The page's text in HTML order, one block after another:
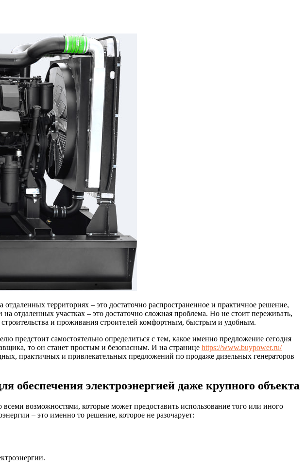
территориях – это достаточно распространенное и практичное решение,
отдаленных участках – это достаточно сложная проблема. Но не стоит переживать,
строительства и проживания строителей комфортным, быстрым и удобным.
предстоит самостоятельно определиться с тем, какое именно предложение сегодня
то он станет простым и безопасным. И на странице https://www.buypower.ru/
практичных и привлекательных предложений по продаже дизельных генераторов
обеспечения электроэнергией даже крупного объекта
возможностями, которые может предоставить использование того или иного
– это именно то решение, которое не разочарует: